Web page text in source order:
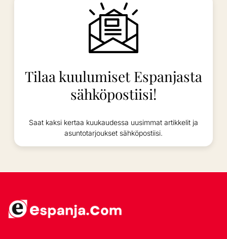
Tilaa kuulumiset Espanjasta
sähköpostiisi!
Saat kaksi kertaa kuukaudessa uusimmat artikkelit ja
asuntotarjoukset sähköpostiisi.